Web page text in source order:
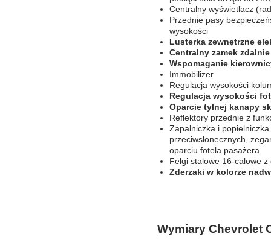
Centralny wyświetlacz
Przednie pasy
wysokości
Lusterka zewnętrzne
Centralny zamek
Wspomaganie
Immobilizer
Regulacja wysokości
Regulacja wysokości
Oparcie tylnej kanapy
Reflektory przednie z
Zapalniczka i
przeciwsłonecznych,
oparciu fotela pasażera
Felgi stalowe 16-calowe
Zderzaki w kolorze
Wymiary Chevrolet